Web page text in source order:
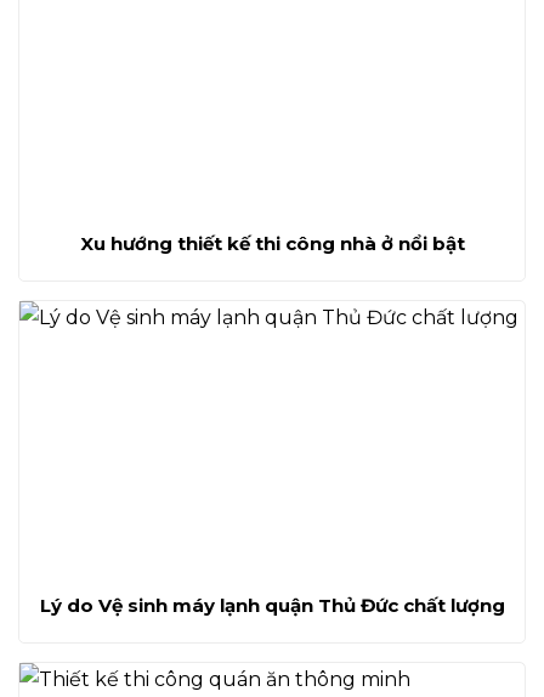
Xu hướng thiết kế thi công nhà ở nổi bật
Lý do Vệ sinh máy lạnh quận Thủ Đức chất lượng